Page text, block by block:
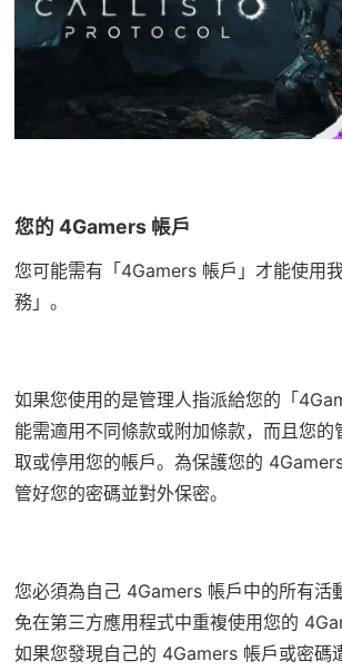
您的 4Gamers 帳戶
您可能需有「4Gamers 帳戶」才能使用
務」。
如果您使用的是管理人指派給您的「
能需適用不同條款或附加條款，而且您的
取或停用您的帳戶。為保護您的
管好您的密碼並對外保密。
您必須為自己 4Gamers 帳戶中的所有活
免在第三方應用程式中重複使用您的
如果您發現自己的 4Gamers 帳戶或密碼